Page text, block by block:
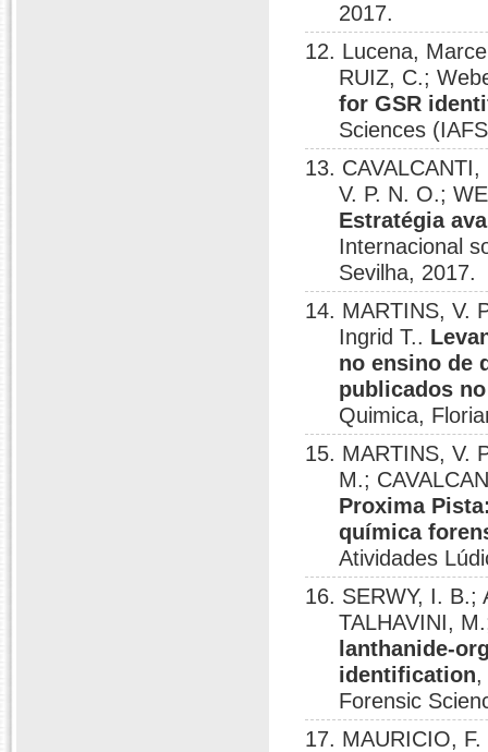
2017.
12. Lucena,
RUIZ, C.;
for GSR
Sciences
13.
V. P. N. O.;
Estratégia
Internacional
Sevilha, 2017.
14. MARTINS, V.
Ingrid T..
no ensino de
publicados
Quimica,
15. MARTINS, V.
M.;
Proxima
química
Atividades
16. SERWY, I. B.;
TALHAVINI,
lanthanide-
identification,
Forensic
17. MAURICIO,